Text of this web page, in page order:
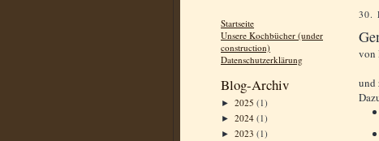
Startseite
Unsere Kochbücher (under
construction)
Datenschutzerklärung
Blog-Archiv
► 2025 (1)
► 2024 (1)
► 2023 (1)
30.
von
und